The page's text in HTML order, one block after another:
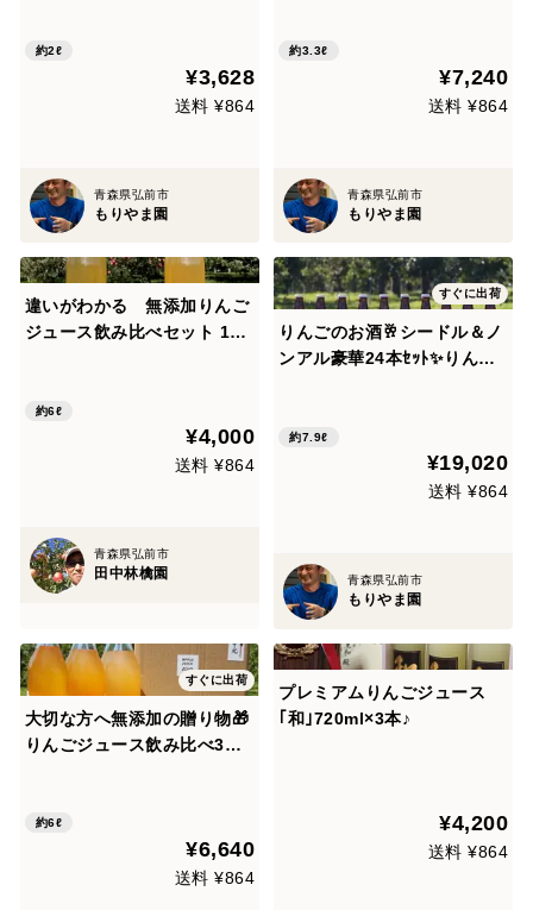
香料・保存料不使用で体にう
れしい超さわやか炭酸ドリン
ク🍹お食事にも合う！！【夏
約2ℓ
¥3,628
送料 ¥864
青森県弘前市
もりやま園
約3.3ℓ
¥7,240
送料 ¥864
青森県弘前市
もりやま園
違いがわかる 無添加りんご
ジュース飲み比べセット 100
約6ℓ
¥4,000
送料 ¥864
青森県弘前市
田中林檎園
すぐに出荷
りんごのお酒🥂シードル＆ノ
ンアル豪華24本ｾｯﾄ✨りんご
類飲み比べ 【夏ギフト】おも
てなし 晩酌 家飲み ホームパ
ーティやBBQにもおすすめ👍
約7.9ℓ
¥19,020
送料 ¥864
青森県弘前市
もりやま園
すぐに出荷
大切な方へ無添加の贈り物🎁
りんごジュース飲み比べ3種
種の違いを楽しむ♪【御中
元】【夏ギフト】ひんやりギ
約6ℓ
¥6,640
送料 ¥864
プレミアムりんごジュース
｢和｣720ml×3本♪
¥4,200
送料 ¥864